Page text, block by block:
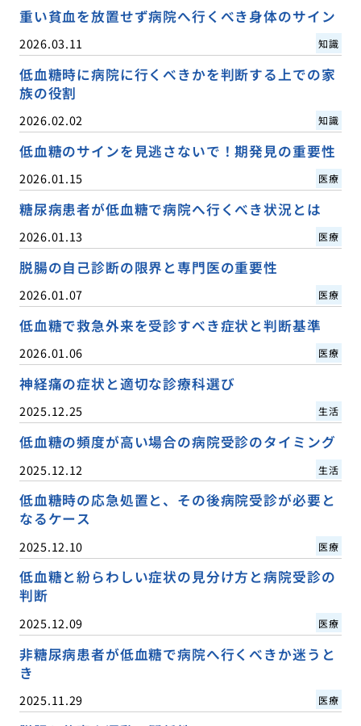
重い貧血を放置せず病院へ行くべき身体のサイン
2026.03.11 知識
低血糖時に病院に行くべきかを判断する上での家
族の役割
2026.02.02 知識
低血糖のサインを見逃さないで！期発見の重要性
2026.01.15 医療
糖尿病患者が低血糖で病院へ行くべき状況とは
2026.01.13 医療
脱腸の自己診断の限界と専門医の重要性
2026.01.07 医療
低血糖で救急外来を受診すべき症状と判断基準
2026.01.06 医療
神経痛の症状と適切な診療科選び
2025.12.25 生活
低血糖の頻度が高い場合の病院受診のタイミング
2025.12.12 生活
低血糖時の応急処置と、その後病院受診が必要と
なるケース
2025.12.10 医療
低血糖と紛らわしい症状の見分け方と病院受診の
判断
2025.12.09 医療
非糖尿病患者が低血糖で病院へ行くべきか迷うと
き
2025.11.29 医療